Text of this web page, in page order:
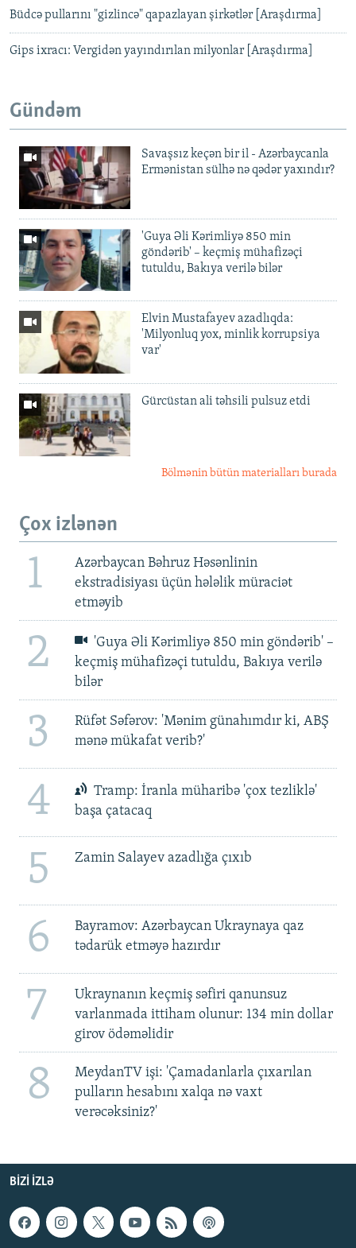
Büdcə pullarını "gizlincə" qapazlayan şirkətlər [Araşdırma]
Gips ixracı: Vergidən yayındırılan milyonlar [Araşdırma]
Gündəm
Savaşsız keçən bir il - Azərbaycanla
Ermənistan sülhə nə qədər yaxındır?
'Guya Əli Kərimliyə 850 min
göndərib' – keçmiş mühafizəçi
tutuldu, Bakıya verilə bilər
Elvin Mustafayev azadlıqda:
'Milyonluq yox, minlik korrupsiya
var'
Gürcüstan ali təhsili pulsuz etdi
Bölmənin bütün materialları burada
Çox izlənən
1
Azərbaycan Bəhruz Həsənlinin
ekstradisiyası üçün hələlik müraciət
etməyib
2
'Guya Əli Kərimliyə 850 min göndərib' –
keçmiş mühafizəçi tutuldu, Bakıya verilə
bilər
3
Rüfət Səfərov: 'Mənim günahımdır ki, ABŞ
mənə mükafat verib?'
4
Tramp: İranla müharibə 'çox tezliklə'
başa çatacaq
5 Zamin Salayev azadlığa çıxıb
6
Bayramov: Azərbaycan Ukraynaya qaz
tədarük etməyə hazırdır
7
Ukraynanın keçmiş səfiri qanunsuz
varlanmada ittiham olunur: 134 min dollar
girov ödəməlidir
8
MeydanTV işi: 'Çamadanlarla çıxarılan
pulların hesabını xalqa nə vaxt
verəcəksiniz?'
BIZI IZLƏ